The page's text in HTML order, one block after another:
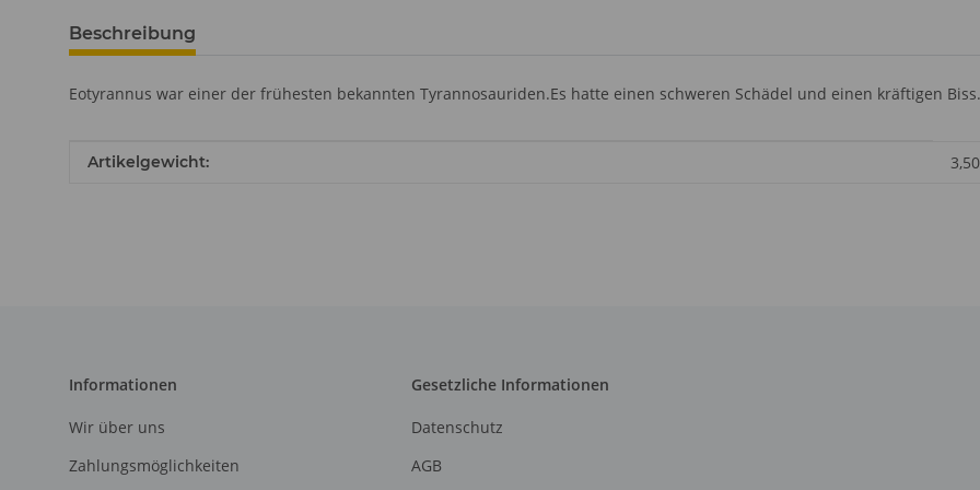
Beschreibung
Eotyrannus war einer der frühesten bekannten Tyrannosauriden.Es hatte einen schweren Schädel und einen kräftigen Biss.
Produkteigenschaft
Wert
Artikelgewicht: 3,50
Informationen
Wir über uns
Zahlungsmöglichkeiten
Gesetzliche Informationen
Datenschutz
AGB